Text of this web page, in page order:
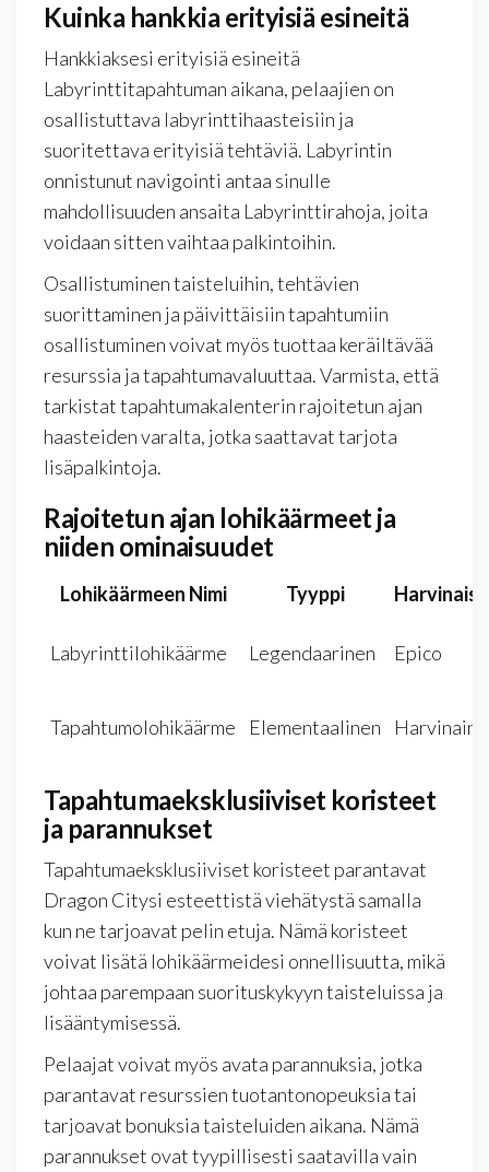
Kuinka hankkia erityisiä esineitä
Hankkiaksesi erityisiä esineitä
Labyrinttitapahtuman aikana, pelaajien on
osallistuttava labyrinttihaasteisiin ja
suoritettava erityisiä tehtäviä. Labyrintin
onnistunut navigointi antaa sinulle
mahdollisuuden ansaita Labyrinttirahoja, joita
voidaan sitten vaihtaa palkintoihin.
Osallistuminen taisteluihin, tehtävien
suorittaminen ja päivittäisiin tapahtumiin
osallistuminen voivat myös tuottaa keräiltävää
resurssia ja tapahtumavaluuttaa. Varmista, että
tarkistat tapahtumakalenterin rajoitetun ajan
haasteiden varalta, jotka saattavat tarjota
lisäpalkintoja.
Rajoitetun ajan lohikäärmeet ja
niiden ominaisuudet
Lohikäärmeen Nimi Tyyppi
Labyrinttilohikäärme Legendaarinen Epico
Tapahtumolohikäärme Elementaalinen
Tapahtumaeksklusiiviset koristeet
ja parannukset
Tapahtumaeksklusiiviset koristeet parantavat
Dragon Citysi esteettistä viehätystä samalla
kun ne tarjoavat pelin etuja. Nämä koristeet
voivat lisätä lohikäärmeidesi onnellisuutta, mikä
johtaa parempaan suorituskykyyn taisteluissa ja
lisääntymisessä.
Pelaajat voivat myös avata parannuksia, jotka
parantavat resurssien tuotantonopeuksia tai
tarjoavat bonuksia taisteluiden aikana. Nämä
parannukset ovat tyypillisesti saatavilla vain